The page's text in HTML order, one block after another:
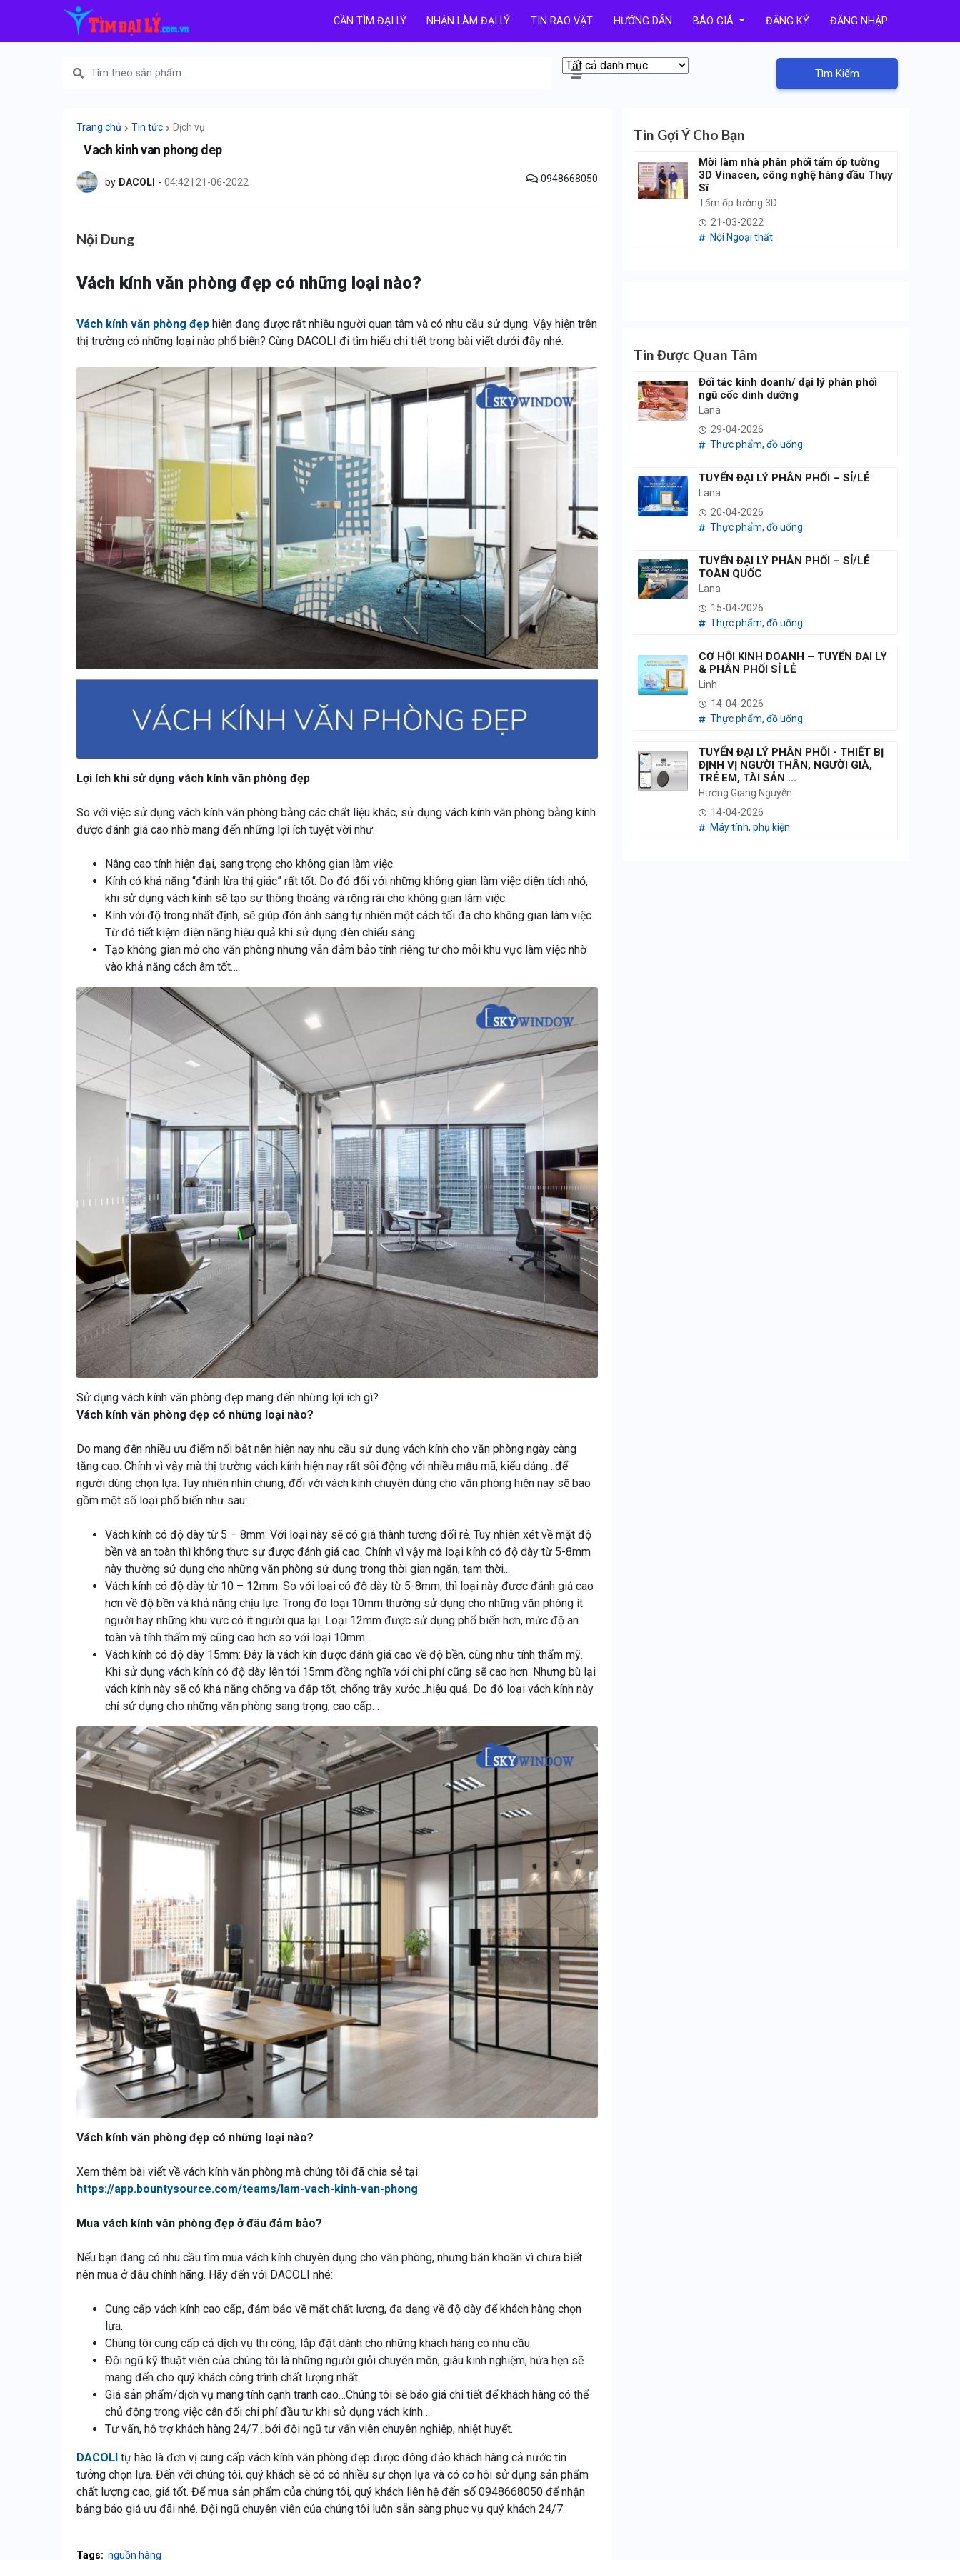
CẦN TÌM ĐẠI LÝ NHẬN LÀM ĐẠI LÝ TIN RAO VẶT HƯỚNG DẪN BÁO GIÁ ĐĂNG KÝ ĐĂNG NHẬP
Tìm Kiếm
Trang chủ Tin tức Dịch vụ
Vach kinh van phong dep
by DACOLI - 04:42 | 21-06-2022 0948668050
Nội Dung
Vách kính văn phòng đẹp có những loại nào?
Vách kính văn phòng đẹp hiện đang được rất nhiều người quan tâm và có nhu cầu sử dụng. Vậy hiện trên
thị trường có những loại nào phổ biến? Cùng DACOLI đi tìm hiểu chi tiết trong bài viết dưới đây nhé.
Lợi ích khi sử dụng vách kính văn phòng đẹp
So với việc sử dụng vách kính văn phòng bằng các chất liệu khác, sử dụng vách kính văn phòng bằng kính
được đánh giá cao nhờ mang đến những lợi ích tuyệt vời như:
Nâng cao tính hiện đại, sang trọng cho không gian làm việc.
Kính có khả năng “đánh lừa thị giác” rất tốt. Do đó đối với những không gian làm việc diện tích nhỏ,
khi sử dụng vách kính sẽ tạo sự thông thoáng và rộng rãi cho không gian làm việc.
Kính với độ trong nhất định, sẽ giúp đón ánh sáng tự nhiên một cách tối đa cho không gian làm việc.
Từ đó tiết kiệm điện năng hiệu quả khi sử dụng đèn chiếu sáng.
Tạo không gian mở cho văn phòng nhưng vẫn đảm bảo tính riêng tư cho mỗi khu vực làm việc nhờ
vào khả năng cách âm tốt…
Sử dụng vách kính văn phòng đẹp mang đến những lợi ích gì?
Vách kính văn phòng đẹp có những loại nào?
Do mang đến nhiều ưu điểm nổi bật nên hiện nay nhu cầu sử dụng vách kính cho văn phòng ngày càng
tăng cao. Chính vì vậy mà thị trường vách kính hiện nay rất sôi động với nhiều mẫu mã, kiểu dáng…để
người dùng chọn lựa. Tuy nhiên nhìn chung, đối với vách kính chuyên dùng cho văn phòng hiện nay sẽ bao
gồm một số loại phổ biến như sau:
Vách kính có độ dày từ 5 – 8mm: Với loại này sẽ có giá thành tương đối rẻ. Tuy nhiên xét về mặt độ
bền và an toàn thì không thực sự được đánh giá cao. Chính vì vậy mà loại kính có độ dày từ 5-8mm
này thường sử dụng cho những văn phòng sử dụng trong thời gian ngắn, tạm thời...
Vách kính có độ dày từ 10 – 12mm: So với loại có độ dày từ 5-8mm, thì loại này được đánh giá cao
hơn về độ bền và khả năng chịu lực. Trong đó loại 10mm thường sử dụng cho những văn phòng ít
người hay những khu vực có ít người qua lại. Loại 12mm được sử dụng phổ biến hơn, mức độ an
toàn và tính thẩm mỹ cũng cao hơn so với loại 10mm.
Vách kính có độ dày 15mm: Đây là vách kín được đánh giá cao về độ bền, cũng như tính thẩm mỹ.
Khi sử dụng vách kính có độ dày lên tới 15mm đồng nghĩa với chi phí cũng sẽ cao hơn. Nhưng bù lại
vách kính này sẽ có khả năng chống va đập tốt, chống trầy xước...hiệu quả. Do đó loại vách kính này
chỉ sử dụng cho những văn phòng sang trọng, cao cấp…
Vách kính văn phòng đẹp có những loại nào?
Xem thêm bài viết về vách kính văn phòng mà chúng tôi đã chia sẻ tại:
https://app.bountysource.com/teams/lam-vach-kinh-van-phong
Mua vách kính văn phòng đẹp ở đâu đảm bảo?
Nếu bạn đang có nhu cầu tìm mua vách kính chuyên dụng cho văn phòng, nhưng băn khoăn vì chưa biết
nên mua ở đâu chính hãng. Hãy đến với DACOLI nhé:
Cung cấp vách kính cao cấp, đảm bảo về mặt chất lượng, đa dạng về độ dày để khách hàng chọn
lựa.
Chúng tôi cung cấp cả dịch vụ thi công, lắp đặt dành cho những khách hàng có nhu cầu.
Đội ngũ kỹ thuật viên của chúng tôi là những người giỏi chuyên môn, giàu kinh nghiệm, hứa hẹn sẽ
mang đến cho quý khách công trình chất lượng nhất.
Giá sản phẩm/dịch vụ mang tính cạnh tranh cao…Chúng tôi sẽ báo giá chi tiết để khách hàng có thể
chủ động trong việc cân đối chi phí đầu tư khi sử dụng vách kính…
Tư vấn, hỗ trợ khách hàng 24/7…bởi đội ngũ tư vấn viên chuyên nghiệp, nhiệt huyết.
DACOLI tự hào là đơn vị cung cấp vách kính văn phòng đẹp được đông đảo khách hàng cả nước tin
tưởng chọn lựa. Đến với chúng tôi, quý khách sẽ có có nhiều sự chọn lựa và có cơ hội sử dụng sản phẩm
chất lượng cao, giá tốt. Để mua sản phẩm của chúng tôi, quý khách liên hệ đến số 0948668050 để nhận
bảng báo giá ưu đãi nhé. Đội ngũ chuyên viên của chúng tôi luôn sẵn sàng phục vụ quý khách 24/7.
Tags: nguồn hàng
Tin Gợi Ý Cho Bạn
Mời làm nhà phân phối tấm ốp tường
3D Vinacen, công nghệ hàng đầu Thụy
Sĩ
Tấm ốp tường 3D
21-03-2022
Nội Ngoại thất
Tin Được Quan Tâm
Đối tác kinh doanh/ đại lý phân phối
ngũ cốc dinh dưỡng
Lana
29-04-2026
Thực phẩm, đồ uống
TUYỂN ĐẠI LÝ PHÂN PHỐI – SỈ/LẺ
Lana
20-04-2026
Thực phẩm, đồ uống
TUYỂN ĐẠI LÝ PHÂN PHỐI – SỈ/LẺ
TOÀN QUỐC
Lana
15-04-2026
Thực phẩm, đồ uống
CƠ HỘI KINH DOANH – TUYỂN ĐẠI LÝ
& PHÂN PHỐI SỈ LẺ
Linh
14-04-2026
Thực phẩm, đồ uống
TUYỂN ĐẠI LÝ PHÂN PHỐI - THIẾT BỊ
ĐỊNH VỊ NGƯỜI THÂN, NGƯỜI GIÀ,
TRẺ EM, TÀI SẢN ...
Hương Giang Nguyễn
14-04-2026
Máy tính, phụ kiện